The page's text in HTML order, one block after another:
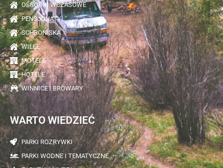
OŚRODKI WCZASOWE
PENSJONATY
SCHRONISKA
WILLE
MOTELE
HOTELE
WINNICE I BROWARY
WARTO WIEDZIEĆ
PARKI ROZRYWKI
PARKI WODNE I TEMATYCZNE